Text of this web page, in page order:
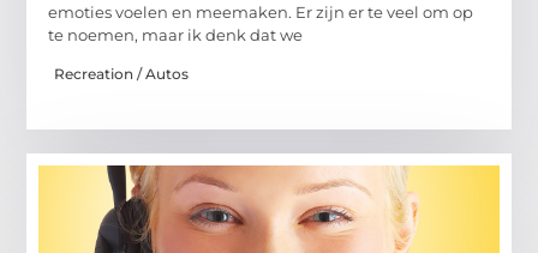
emoties voelen en meemaken. Er zijn er te veel om op
te noemen, maar ik denk dat we
Recreation / Autos